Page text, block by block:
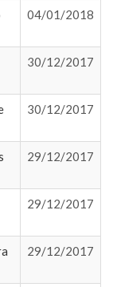
04/01/2018
30/12/2017
30/12/2017
29/12/2017
29/12/2017
29/12/2017